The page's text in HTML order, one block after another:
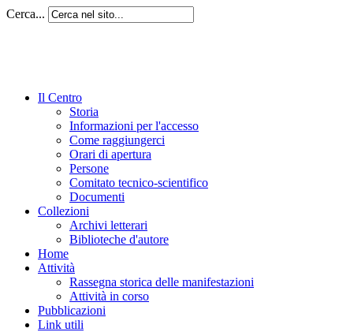
Cerca...
Il Centro
Storia
Informazioni per l'accesso
Come raggiungerci
Orari di apertura
Persone
Comitato tecnico-scientifico
Documenti
Collezioni
Archivi letterari
Biblioteche d'autore
Home
Attività
Rassegna storica delle manifestazioni
Attività in corso
Pubblicazioni
Link utili